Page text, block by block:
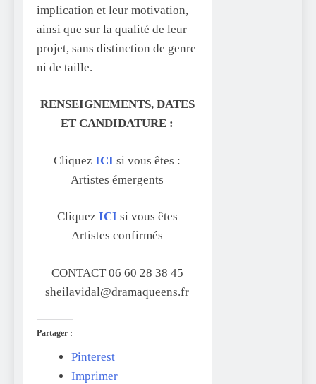
implication et leur motivation,
ainsi que sur la qualité de leur
projet, sans distinction de genre
ni de taille.
RENSEIGNEMENTS, DATES
ET CANDIDATURE :
CliquezICI si vous êtes :
Artistes émergents
Cliquez ICI si vous êtes
Artistes confirmés
CONTACT 06 60 28 38 45
sheilavidal@dramaqueens.fr
Partager :
Pinterest
Imprimer